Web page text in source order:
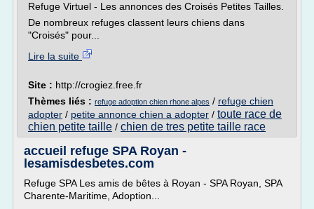
Refuge Virtuel - Les annonces des Croisés Petites Tailles.
De nombreux refuges classent leurs chiens dans
"Croisés" pour...
Lire la suite
Site : http://crogiez.free.fr
Thèmes liés : refuge adoption chien rhone alpes / refuge chien
adopter / petite annonce chien a adopter / toute race de
chien petite taille / chien de tres petite taille race
accueil refuge SPA Royan -
lesamisdesbetes.com
Refuge SPA Les amis de bêtes à Royan - SPA Royan, SPA
Charente-Maritime, Adoption...